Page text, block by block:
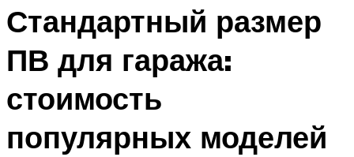
Стандартный размер
ПВ для гаража:
стоимость
популярных моделей